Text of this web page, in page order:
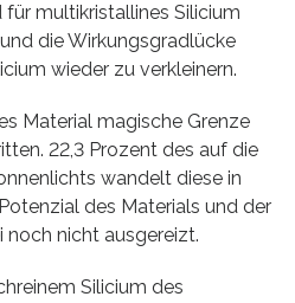
multikristallines Silicium
die Wirkungsgradlücke
wieder zu verkleinern.
Material magische Grenze
22,3 Prozent des auf die
wandelt diese in
des Materials und der
noch nicht ausgereizt.
Silicium des